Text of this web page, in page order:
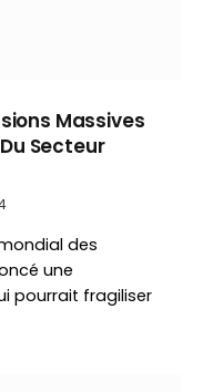
Massives
Secteur
des
une
pourrait fragiliser